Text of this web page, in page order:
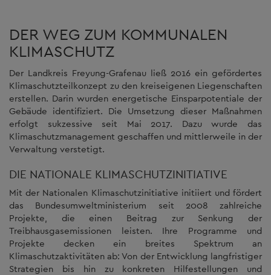
DER WEG ZUM KOMMUNALEN
KLIMASCHUTZ
Der Landkreis Freyung-Grafenau ließ 2016 ein gefördertes
Klimaschutzteilkonzept zu den kreiseigenen Liegenschaften
erstellen. Darin wurden energetische Einsparpotentiale der
Gebäude identifiziert. Die Umsetzung dieser Maßnahmen
erfolgt sukzessive seit Mai 2017. Dazu wurde das
Klimaschutzmanagement geschaffen und mittlerweile in der
Verwaltung verstetigt.
DIE NATIONALE KLIMASCHUTZINITIATIVE
Mit der Nationalen Klimaschutzinitiative initiiert und fördert
das Bundesumweltministerium seit 2008 zahlreiche
Projekte, die einen Beitrag zur Senkung der
Treibhausgasemissionen leisten. Ihre Programme und
Projekte decken ein breites Spektrum an
Klimaschutzaktivitäten ab: Von der Entwicklung langfristiger
Strategien bis hin zu konkreten Hilfestellungen und